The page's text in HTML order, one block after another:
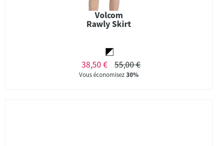
Volcom
Rawly Skirt
38,50 € 55,00 €
Vous économisez30%